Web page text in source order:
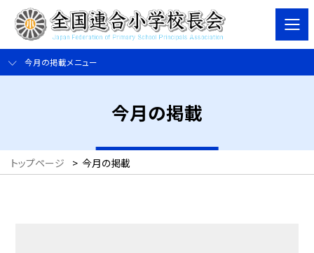
今月の掲載メニュー
今月の掲載
トップページ > 今月の掲載